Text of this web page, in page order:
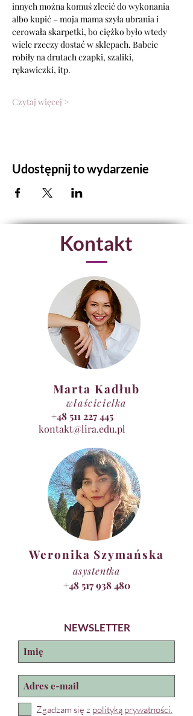
innych można komuś zlecić do wykonania
albo kupić – moja mama szyła ubrania i
cerowała skarpetki, bo ciężko było wtedy
wiele rzeczy dostać w sklepach. Babcie
robiły na drutach czapki, szaliki,
rękawiczki, itp.
Czytaj więcej >
Udostępnij to wydarzenie
Kontakt
Marta Kadłub
właścicielka
+48 511 227 445
kontakt@lira.edu.pl
Weronika Szymańska
asystentka
+48 517 938 480
NEWSLETTER
Zgadzam się z polityką prywatności.